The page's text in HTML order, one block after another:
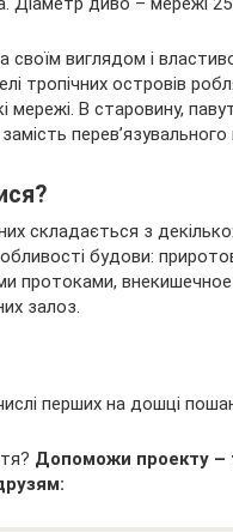
своїм виглядом і
тропічних островів
мережі. В старовину,
перев’язувального
складається з
будови:
протоками,
залоз.
перших на дошці
Допоможи проекту –